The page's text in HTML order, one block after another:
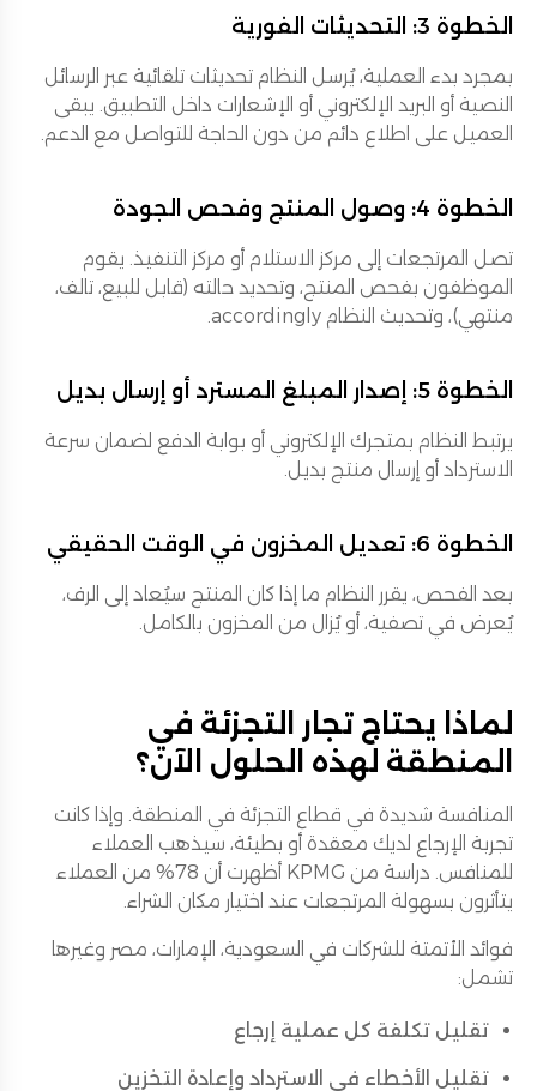
الخطوة 3: التحديثات الفورية
بمجرد بدء العملية، يُرسل النظام تحديثات تلقائية عبر الرسائل
النصية أو البريد الإلكتروني أو الإشعارات داخل التطبيق. يبقى
العميل على اطلاع دائم من دون الحاجة للتواصل مع الدعم.
الخطوة 4: وصول المنتج وفحص الجودة
تصل المرتجعات إلى مركز الاستلام أو مركز التنفيذ. يقوم
الموظفون بفحص المنتج، وتحديد حالته (قابل للبيع، تالف،
منتهي)، وتحديث النظام accordingly.
الخطوة 5: إصدار المبلغ المسترد أو إرسال بديل
يرتبط النظام بمتجرك الإلكتروني أو بوابة الدفع لضمان سرعة
الاسترداد أو إرسال منتج بديل.
الخطوة 6: تعديل المخزون في الوقت الحقيقي
بعد الفحص، يقرر النظام ما إذا كان المنتج سيُعاد إلى الرف،
يُعرض في تصفية، أو يُزال من المخزون بالكامل.
لماذا يحتاج تجار التجزئة في
المنطقة لهذه الحلول الآن؟
المنافسة شديدة في قطاع التجزئة في المنطقة. وإذا كانت
تجربة الإرجاع لديك معقدة أو بطيئة، سيذهب العملاء
للمنافس. دراسة من KPMG أظهرت أن 78% من العملاء
يتأثرون بسهولة المرتجعات عند اختيار مكان الشراء.
فوائد الأتمتة للشركات في السعودية، الإمارات، مصر وغيرها
تشمل:
تقليل تكلفة كل عملية إرجاع
تقليل الأخطاء في الاسترداد وإعادة التخزين